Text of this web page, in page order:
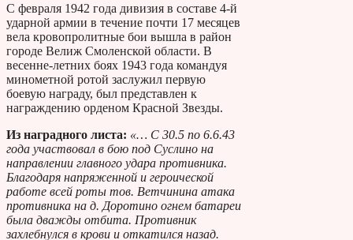
С февраля 1942 года дивизия в составе 4-й
ударной армии в течение почти 17 месяцев
вела кровопролитные бои вышла в район
городе Велиж Смоленской области. В
весенне-летних боях 1943 года командуя
минометной ротой заслужил первую
боевую награду, был представлен к
награждению орденом Красной Звезды.
Из наградного листа: «… С 30.5 по 6.6.43
года участвовал в бою под Суслино на
направлении главного удара противника.
Благодаря напряженной и героической
работе всей роты тов. Ветчинина атака
противника на д. Доротино огнем батареи
была дважды отбита. Противник
захлебнулся в крови и откатился назад.